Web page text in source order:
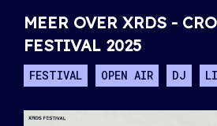
MEER OVER XRDS -
FESTIVAL 2025
FESTIVAL OPEN AIR DJ